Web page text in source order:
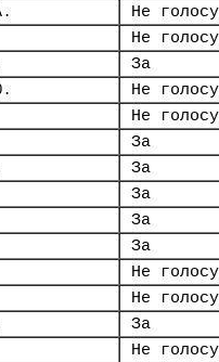
Не
Не
За
Не
Не
За
За
За
За
За
Не
Не
За
Не